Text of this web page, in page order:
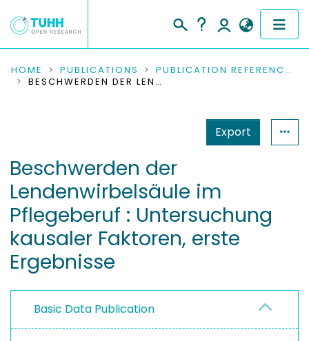
COMMUNITIES & COLLECTIONS
PEOPLE
INSTITUTIONS
PROJECTS
HOME PUBLICATIONS
PUBLICATION REFERENCES
BESCHWERDEN DER LENDENWIRBELSÄULE IM PFLEGEBERUF : UNTERSUCHUNG KAUSALER FAKTOREN, ERSTE ERGEBNISSE
Export
Beschwerden der
Lendenwirbelsäule im
Pflegeberuf : Untersuchung
kausaler Faktoren, erste
Ergebnisse
Basic Data Publication